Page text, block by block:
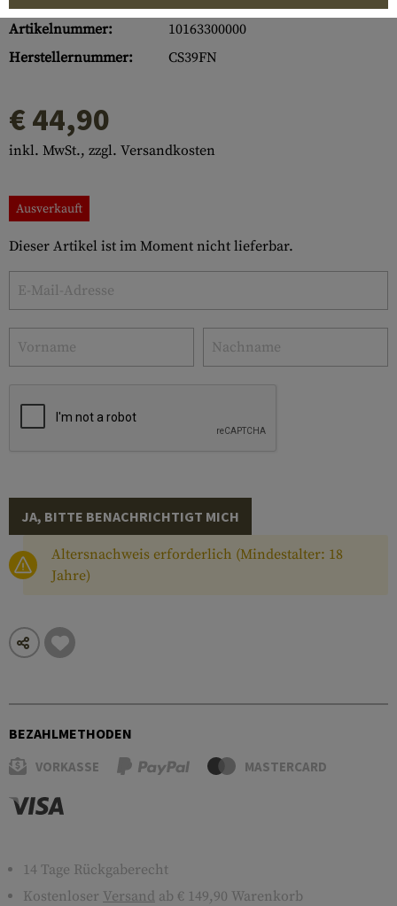
Artikelnummer:
10163300000
Herstellernummer:
CS39FN
€ 44,90
inkl. MwSt., zzgl. Versandkosten
Ausverkauft
Dieser Artikel ist im Moment nicht lieferbar.
JA, BITTE BENACHRICHTIGT MICH
Altersnachweis erforderlich (Mindestalter: 18
Jahre)
BEZAHLMETHODEN
VORKASSE MASTERCARD
14 Tage Rückgaberecht
Kostenloser Versand ab € 149,90 Warenkorb